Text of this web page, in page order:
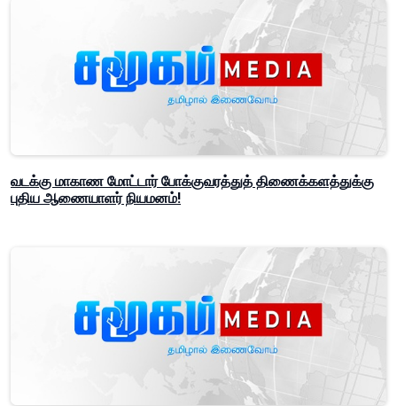
வடக்கு மாகாண மோட்டார் போக்குவரத்துத் திணைக்களத்துக்கு
புதிய ஆணையாளர் நியமனம்!